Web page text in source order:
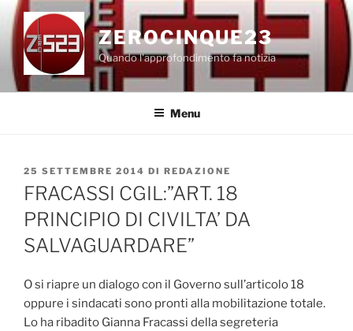
Salta
contenuto
ZEROCINQUE23
Quando l'approfondimento fa notizia
Menu
PUBBLICATO
IL
25 SETTEMBRE 2014 DI REDAZIONE
FRACASSI CGIL:”ART. 18
PRINCIPIO DI CIVILTA’ DA
SALVAGUARDARE”
O si riapre un dialogo con il Governo sull’articolo 18
oppure i sindacati sono pronti alla mobilitazione totale.
Lo ha ribadito Gianna Fracassi della segreteria